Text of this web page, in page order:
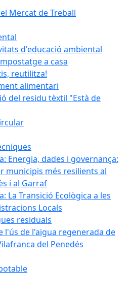
Mercat de Treball
d'educació ambiental
a casa
reutilitza!
alimentari
del residu tèxtil "Està de
Energia, dades i governança:
municipis més resilients al
i al Garraf
La Transició Ecològica a les
Locals
residuals
l'ús de l'aigua regenerada de
del Penedés